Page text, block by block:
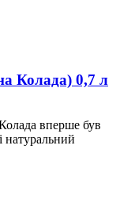
Колада) 0,7 л
вперше був